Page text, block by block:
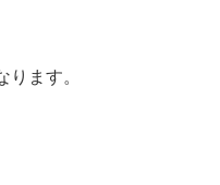
ます。